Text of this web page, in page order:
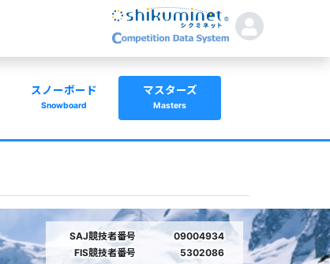
スノーボード
Snowboard
マスターズ
Masters
SAJ競技者番号
09004934
FIS競技者番号
5302086